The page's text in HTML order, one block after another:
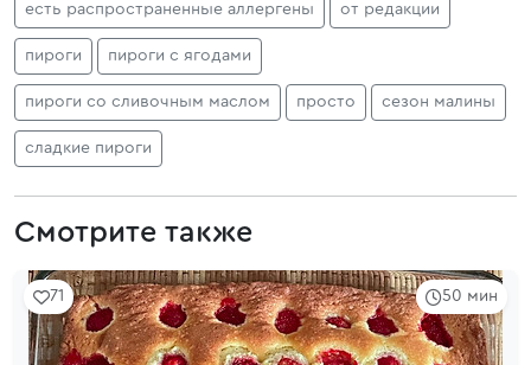
есть распространенные аллергены от редакции
пироги пироги с ягодами
пироги со сливочным маслом просто сезон малины
сладкие пироги
Смотрите также
50 мин
71